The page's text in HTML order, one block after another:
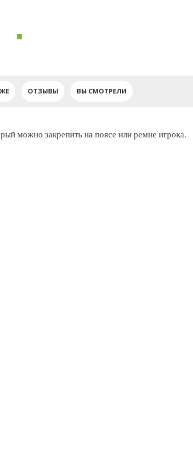
ОТЗЫВЫ ВЫ СМОТРЕЛИ
можно закрепить на поясе или ремне игрока.